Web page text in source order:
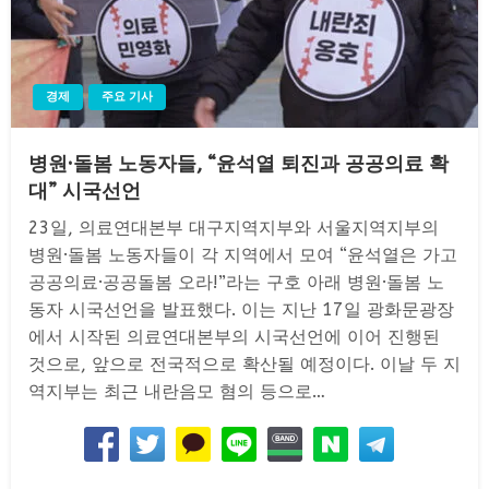
경제 주요 기사
병원·돌봄 노동자들, “윤석열 퇴진과 공공의료 확
대” 시국선언
23일, 의료연대본부 대구지역지부와 서울지역지부의
병원·돌봄 노동자들이 각 지역에서 모여 “윤석열은 가고
공공의료·공공돌봄 오라!”라는 구호 아래 병원·돌봄 노
동자 시국선언을 발표했다. 이는 지난 17일 광화문광장
에서 시작된 의료연대본부의 시국선언에 이어 진행된
것으로, 앞으로 전국적으로 확산될 예정이다. 이날 두 지
역지부는 최근 내란음모 혐의 등으로…